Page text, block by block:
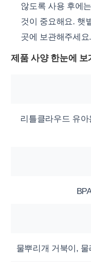
않도록 사용 후에
것이 중요해요. 햇
곳에 보관해주세요.
제품 사양 한눈에 보
리틀클라우드 유
물뿌리개 거북이,